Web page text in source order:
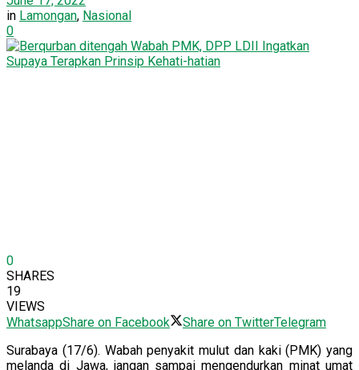
in Lamongan, Nasional
0
0
SHARES
19
VIEWS
WhatsappShare on Facebook Share on TwitterTelegram
Surabaya (17/6). Wabah penyakit mulut dan kaki (PMK) yang
melanda di Jawa, jangan sampai mengendurkan minat umat